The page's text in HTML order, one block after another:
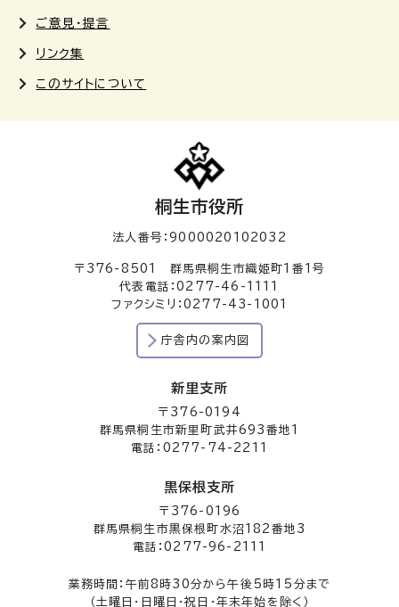
ご意見・提言
リンク集
このサイトについて
桐生市役所
法人番号：9000020102032
〒376-8501 群馬県桐生市織姫町1番1号
代表電話：0277-46-1111
ファクシミリ：0277-43-1001
庁舎内の案内図
新里支所
〒376-0194
群馬県桐生市新里町武井693番地1
電話：0277-74-2211
黒保根支所
〒376-0196
群馬県桐生市黒保根町水沼182番地3
電話：0277-96-2111
業務時間：午前8時30分から午後5時15分まで
（土曜日・日曜日・祝日・年末年始を除く）